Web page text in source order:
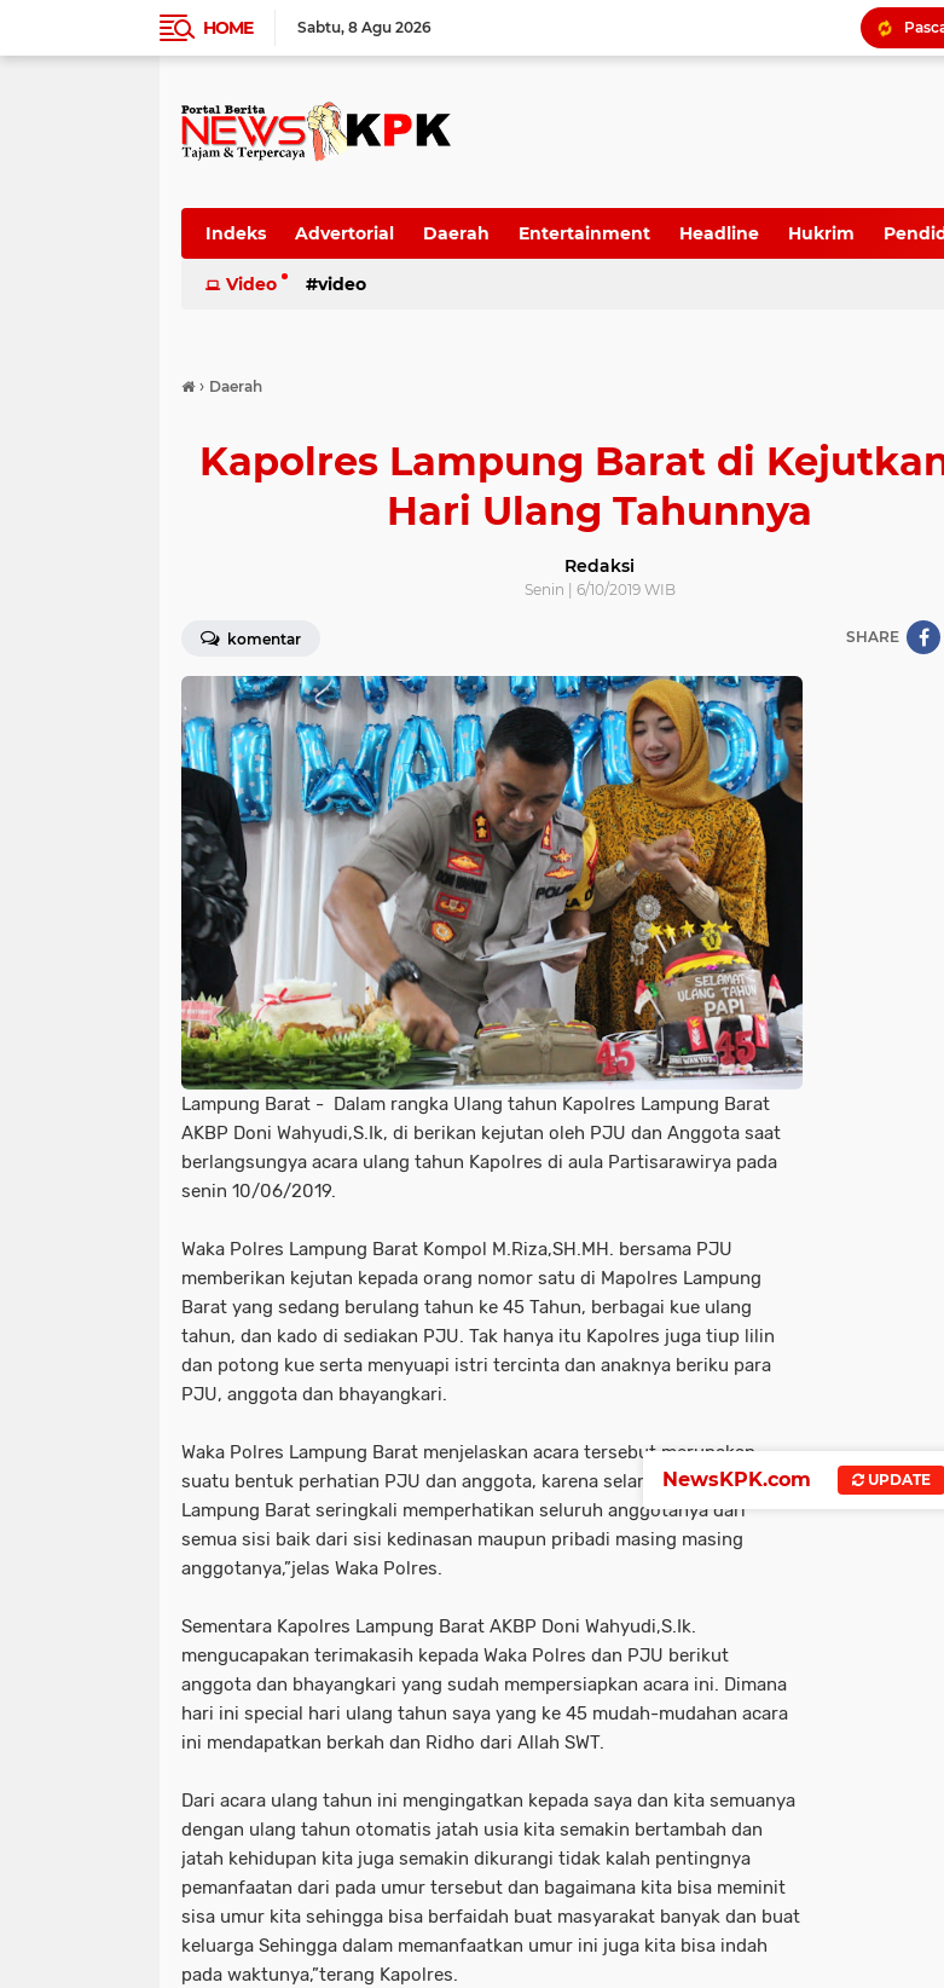
HOME Sabtu 8 Agu 2026
Indeks Advertorial Daerah Entertainment Headline Hukrim
Video video
› Daerah
Kapolres Lampung Barat di
Hari Ulang Tahunnya
Redaksi
Senin | 6/10/2019 WIB
komentar SHARE
Lampung Barat - Dalam rangka Ulang tahun Kapolres Lampung Barat
AKBP Doni Wahyudi,S.Ik, di berikan kejutan oleh PJU dan Anggota saat
berlangsungya acara ulang tahun Kapolres di aula Partisarawirya pada
senin 10/06/2019.
Waka Polres Lampung Barat Kompol M.Riza,SH.MH. bersama PJU
memberikan kejutan kepada orang nomor satu di Mapolres Lampung
Barat yang sedang berulang tahun ke 45 Tahun, berbagai kue ulang
tahun, dan kado di sediakan PJU. Tak hanya itu Kapolres juga tiup lilin
dan potong kue serta menyuapi istri tercinta dan anaknya beriku para
PJU, anggota dan bhayangkari.
Waka Polres Lampung Barat menjelaskan acara tersebut merupakan
suatu bentuk perhatian PJU dan anggota, karena selama ini Kapolres
Lampung Barat seringkali memperhatikan seluruh anggotanya dari
semua sisi baik dari sisi kedinasan maupun pribadi masing masing
anggotanya,”jelas Waka Polres.
Sementara Kapolres Lampung Barat AKBP Doni Wahyudi,S.Ik.
mengucapakan terimakasih kepada Waka Polres dan PJU berikut
anggota dan bhayangkari yang sudah mempersiapkan acara ini. Dimana
hari ini special hari ulang tahun saya yang ke 45 mudah-mudahan acara
ini mendapatkan berkah dan Ridho dari Allah SWT.
Dari acara ulang tahun ini mengingatkan kepada saya dan kita semuanya
dengan ulang tahun otomatis jatah usia kita semakin bertambah dan
jatah kehidupan kita juga semakin dikurangi tidak kalah pentingnya
pemanfaatan dari pada umur tersebut dan bagaimana kita bisa meminit
sisa umur kita sehingga bisa berfaidah buat masyarakat banyak dan buat
keluarga Sehingga dalam memanfaatkan umur ini juga kita bisa indah
pada waktunya,”terang Kapolres.
NewsKPK.com UPDATE